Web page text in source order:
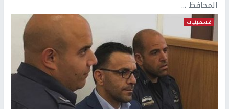
المحافظ ...
فلسطينيات